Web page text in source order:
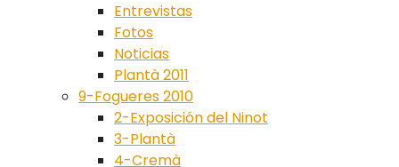
Entrevistas
Fotos
Noticias
Plantà 2011
9-Fogueres 2010
2-Exposición del Ninot
3-Plantà
4-Cremà